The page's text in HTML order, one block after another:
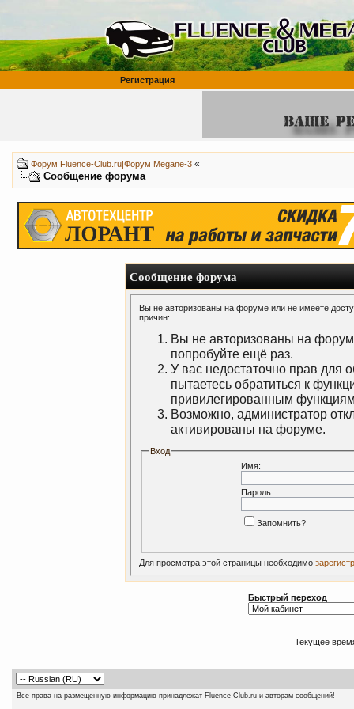
Регистрация
Форум Fluence-Club.ru|Форум Megane-3 «
Сообщение форума
Сообщение форума
Вы не авторизованы на форуме или не имеете
причин:
Вы не авторизованы на
попробуйте ещё раз.
У вас недостаточно прав для
пытаетесь обратиться к
привилегированным
Возможно, администратор
активированы на форуме.
Вход
Имя:
Пароль:
Запомнить?
Для просмотра этой страницы необходимо
Быстрый переход
Текущее
Все права на размещенную информацию принадлежат Fluence-Club.ru и авторам сообщений!